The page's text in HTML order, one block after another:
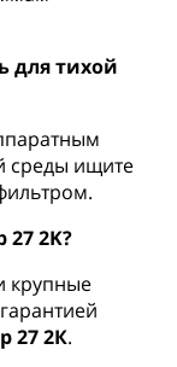
для тихой
среды ищите
2K?
крупные
27 2К.